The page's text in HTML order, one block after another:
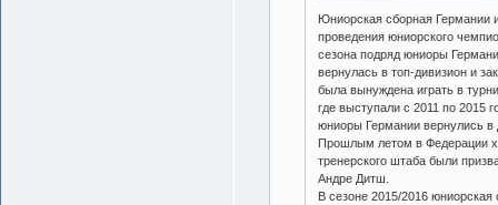
Юниорская сборная Германии
проведения юниорского
сезона подряд юниоры
вернулась в топ-дивизион и
была вынуждена играть в
где выступали с 2011 по 2015
юниоры Германии вернулись в
Прошлым летом в Федерации
тренерского штаба были
Андре Дитш.
В сезоне 2015/2016